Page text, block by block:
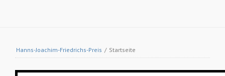
Hanns-Joachim-Friedrichs-Preis / Startseite